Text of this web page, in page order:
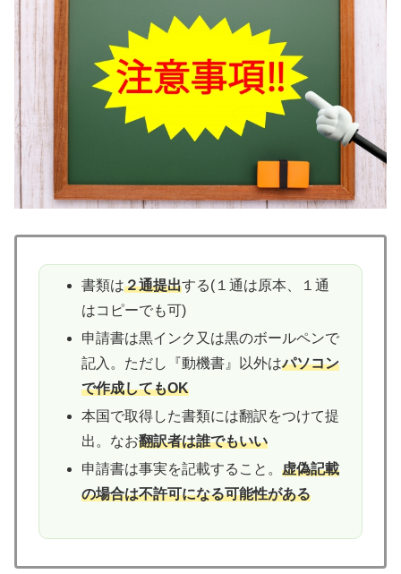
書類は２通提出する(１通は原本、１通
はコピーでも可)
申請書は黒インク又は黒のボールペンで
記入。ただし『動機書』以外はパソコン
で作成してもOK
本国で取得した書類には翻訳をつけて提
出。なお翻訳者は誰でもいい
申請書は事実を記載すること。虚偽記載
の場合は不許可になる可能性がある